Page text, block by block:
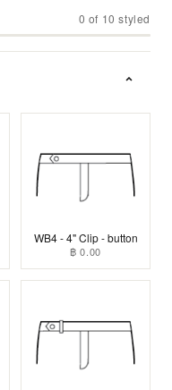
0 of 10 styled
WB4 - 4" Clip - button
฿ 0.00